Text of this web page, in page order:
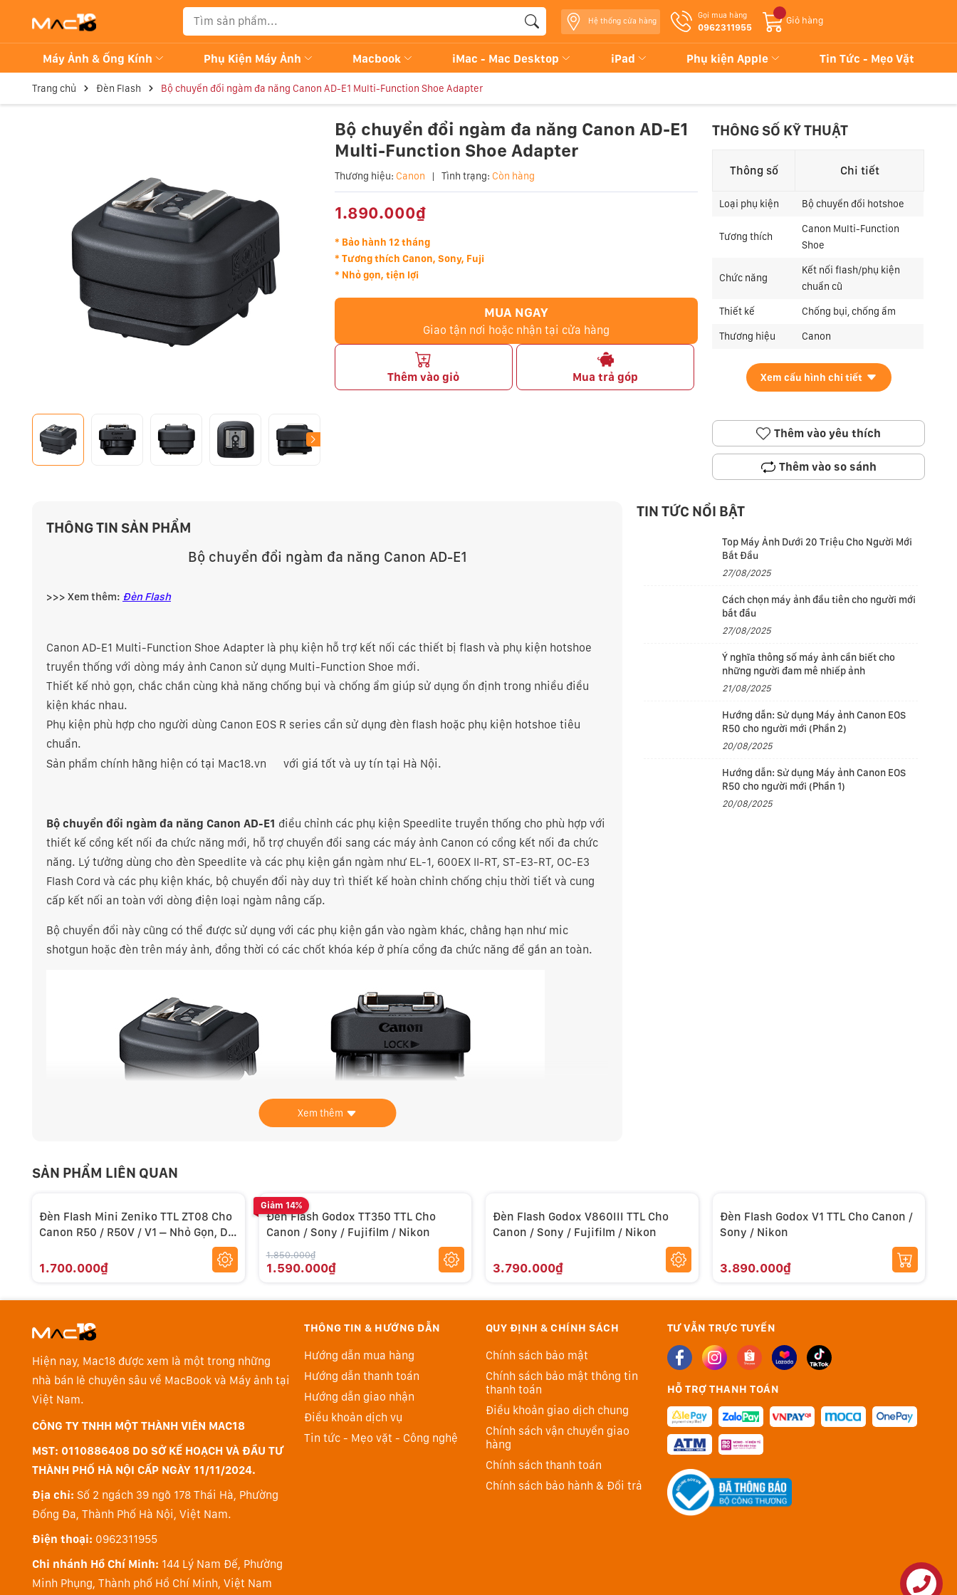
Hệ thống cửa hàng
Gọi mua hàng
0962311955
Giỏ hàng
Máy Ảnh & Ống Kính Phụ Kiện Máy Ảnh Macbook iMac - Mac Desktop iPad Phụ kiện Apple Tin Tức - Mẹo Vặt
Trang chủ Đèn Flash Bộ chuyển đổi ngàm đa năng Canon AD-E1 Multi-Function Shoe Adapter
Bộ chuyển đổi ngàm đa năng Canon AD-E1
Multi-Function Shoe Adapter
Thương hiệu: Canon | Tình trạng: Còn hàng
1.890.000₫
* Bảo hành 12 tháng
* Tương thích Canon, Sony, Fuji
* Nhỏ gọn, tiện lợi
MUA NGAY
Giao tận nơi hoặc nhận tại cửa hàng
Thêm vào giỏ Mua trả góp
THÔNG SỐ KỸ THUẬT
Thông số Chi tiết
Loại phụ kiện Bộ chuyển đổi hotshoe
Tương thích
Canon Multi-Function
Shoe
Chức năng
Kết nối flash/phụ kiện
chuẩn cũ
Thiết kế Chống bụi, chống ẩm
Thương hiệu Canon
Xem cấu hình chi tiết
Thêm vào yêu thích
Thêm vào so sánh
THÔNG TIN SẢN PHẨM
Bộ chuyển đổi ngàm đa năng Canon AD-E1
>>> Xem thêm: Đèn Flash
Canon AD-E1 Multi-Function Shoe Adapter là phụ kiện hỗ trợ kết nối các thiết bị flash và phụ kiện hotshoe
truyền thống với dòng máy ảnh Canon sử dụng Multi-Function Shoe mới.
Thiết kế nhỏ gọn, chắc chắn cùng khả năng chống bụi và chống ẩm giúp sử dụng ổn định trong nhiều điều
kiện khác nhau.
Phụ kiện phù hợp cho người dùng Canon EOS R series cần sử dụng đèn flash hoặc phụ kiện hotshoe tiêu
chuẩn.
Sản phẩm chính hãng hiện có tại Mac18.vn với giá tốt và uy tín tại Hà Nội.
Bộ chuyển đổi ngàm đa năng Canon AD-E1 điều chỉnh các phụ kiện Speedlite truyền thống cho phù hợp với
thiết kế cổng kết nối đa chức năng mới, hỗ trợ chuyển đổi sang các máy ảnh Canon có cổng kết nối đa chức
năng. Lý tưởng dùng cho đèn Speedlite và các phụ kiện gắn ngàm như EL-1, 600EX II-RT, ST-E3-RT, OC-E3
Flash Cord và các phụ kiện khác, bộ chuyển đổi này duy trì thiết kế hoàn chỉnh chống chịu thời tiết và cung
cấp kết nối an toàn với dòng điện loại ngàm nâng cấp.
Bộ chuyển đổi này cũng có thể được sử dụng với các phụ kiện gắn vào ngàm khác, chẳng hạn như mic
shotgun hoặc đèn trên máy ảnh, đồng thời có các chốt khóa kép ở phía cổng đa chức năng để gắn an toàn.
Xem thêm
TIN TỨC NỔI BẬT
Top Máy Ảnh Dưới 20 Triệu Cho Người Mới
Bắt Đầu
27/08/2025
Cách chọn máy ảnh đầu tiên cho người mới
bắt đầu
27/08/2025
Ý nghĩa thông số máy ảnh cần biết cho
những người đam mê nhiếp ảnh
21/08/2025
Hướng dẫn: Sử dụng Máy ảnh Canon EOS
R50 cho người mới (Phần 2)
20/08/2025
Hướng dẫn: Sử dụng Máy ảnh Canon EOS
R50 cho người mới (Phần 1)
20/08/2025
SẢN PHẨM LIÊN QUAN
Đèn Flash Mini Zeniko TTL ZT08 Cho
Canon R50 / R50V / V1 – Nhỏ Gọn, Dễ
1.700.000₫
Giảm 14%
Đèn Flash Godox TT350 TTL Cho
Canon / Sony / Fujifilm / Nikon
1.850.000₫
1.590.000₫
Đèn Flash Godox V860III TTL Cho
Canon / Sony / Fujifilm / Nikon
3.790.000₫
Đèn Flash Godox V1 TTL Cho Canon /
Sony / Nikon
3.890.000₫
Hiện nay, Mac18 được xem là một trong những
nhà bán lẻ chuyên sâu về MacBook và Máy ảnh tại
Việt Nam.
CÔNG TY TNHH MỘT THÀNH VIÊN MAC18
MST: 0110886408 DO SỞ KẾ HOẠCH VÀ ĐẦU TƯ
THÀNH PHỐ HÀ NỘI CẤP NGÀY 11/11/2024.
Địa chỉ: Số 2 ngách 39 ngõ 178 Thái Hà, Phường
Đống Đa, Thành Phố Hà Nội, Việt Nam.
Điện thoại: 0962311955
Chi nhánh Hồ Chí Minh: 144 Lý Nam Đế, Phường
Minh Phụng, Thành phố Hồ Chí Minh, Việt Nam
THÔNG TIN & HƯỚNG DẪN
Hướng dẫn mua hàng
Hướng dẫn thanh toán
Hướng dẫn giao nhận
Điều khoản dịch vụ
Tin tức - Mẹo vặt - Công nghệ
QUY ĐỊNH & CHÍNH SÁCH
Chính sách bảo mật
Chính sách bảo mật thông tin
thanh toán
Điều khoản giao dịch chung
Chính sách vận chuyển giao
hàng
Chính sách thanh toán
Chính sách bảo hành & Đổi trả
TƯ VẪN TRỰC TUYẾN
HỖ TRỢ THANH TOÁN
Liên hệ